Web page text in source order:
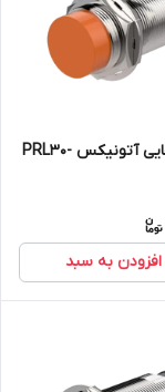
سنسور القایی آتونیکس PRL30-
افزودن به سبد